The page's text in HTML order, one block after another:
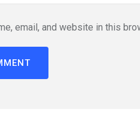
email, and website in this